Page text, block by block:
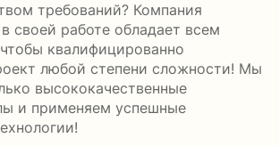
требований? Компания
своей работе обладает всем
квалифицированно
любой степени сложности! Мы
высококачественные
и применяем успешные